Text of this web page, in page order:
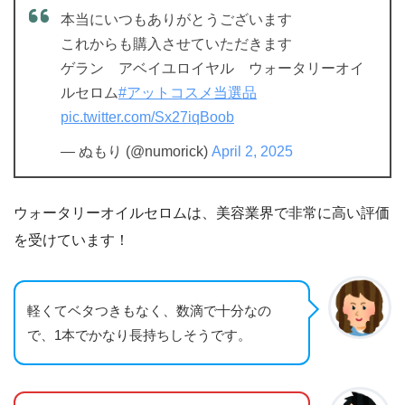
本当にいつもありがとうございます
これからも購入させていただきます
ゲラン アベイユロイヤル ウォータリーオイ
ルセロム#アットコスメ当選品
pic.twitter.com/Sx27iqBoob
— ぬもり (@numorick) April 2, 2025
ウォータリーオイルセロムは、美容業界で非常に高い評価
を受けています！
軽くてベタつきもなく、数滴で十分なの
で、1本でかなり長持ちしそうです。